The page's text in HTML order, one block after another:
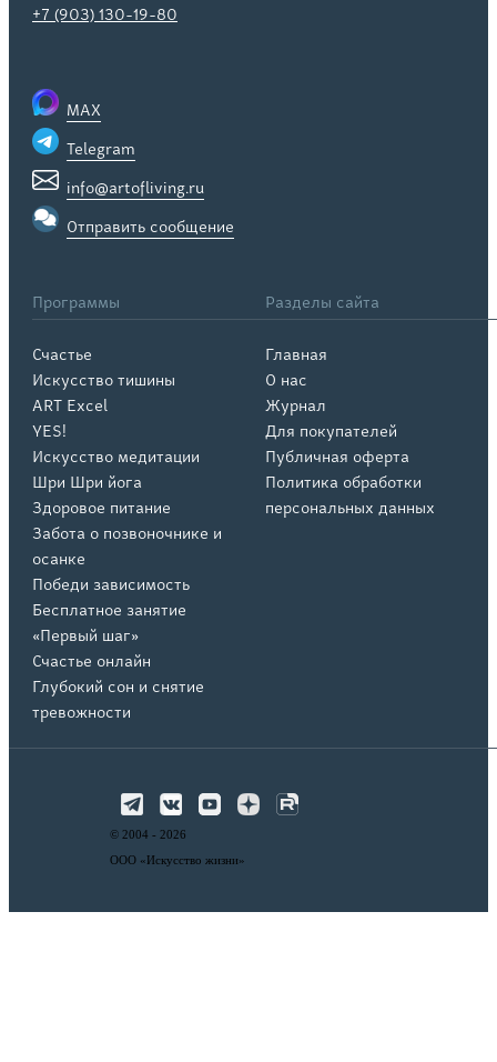
+7 (903) 130-19-80
MAX
Telegram
info@artofliving.ru
Отправить сообщение
Программы
Счастье
Искусство тишины
ART Excel
YES!
Искусство медитации
Шри Шри йога
Здоровое питание
Забота о позвоночнике и
осанке
Победи зависимость
Бесплатное занятие
«Первый шаг»
Счастье онлайн
Глубокий сон и снятие
тревожности
Разделы сайта
Главная
О нас
Журнал
Для покупателей
Публичная оферта
Политика обработки
персональных данных
© 2004 - 2026
ООО «Искусство жизни»